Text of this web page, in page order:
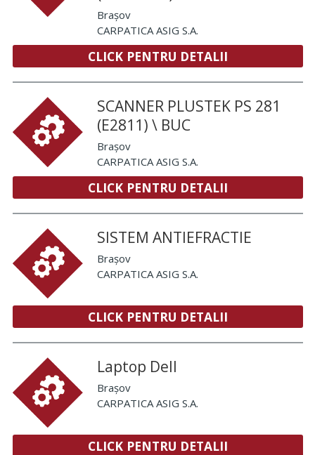
Brașov
CARPATICA ASIG S.A.
CLICK PENTRU DETALII
SCANNER PLUSTEK PS 281
(E2811) \ BUC
Brașov
CARPATICA ASIG S.A.
CLICK PENTRU DETALII
SISTEM ANTIEFRACTIE
Brașov
CARPATICA ASIG S.A.
CLICK PENTRU DETALII
Laptop Dell
Brașov
CARPATICA ASIG S.A.
CLICK PENTRU DETALII